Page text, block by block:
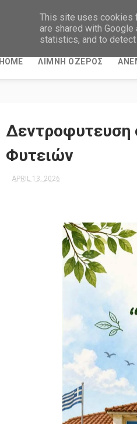
HOME ΛΙΜΝΗ ΟΖΕΡΟΣ
Δεντροφυτευση
Φυτειών
APRIL 13, 2026
This site uses cookies
are shared with
statistics, and to